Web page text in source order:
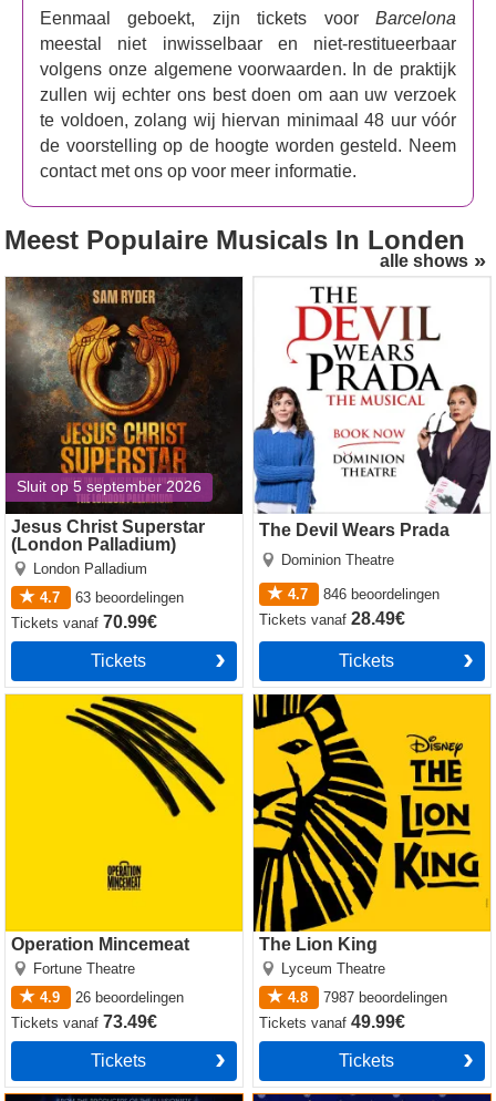
Eenmaal geboekt, zijn tickets voor Barcelona
meestal niet inwisselbaar en niet-restitueerbaar
volgens onze algemene voorwaarden. In de praktijk
zullen wij echter ons best doen om aan uw verzoek
te voldoen, zolang wij hiervan minimaal 48 uur vóór
de voorstelling op de hoogte worden gesteld. Neem
contact met ons op voor meer informatie.
alle shows
Meest Populaire Musicals In Londen
Sluit op 5 september 2026
Jesus Christ Superstar
(London Palladium)
London Palladium
4.7
63 beoordelingen
Ticketsvanaf 70.99€
Tickets
Jesus Christ Superstar
(London Palladium)
The Devil Wears Prada
Dominion Theatre
4.7 846 beoordelingen
Ticketsvanaf28.49€
Tickets
The Devil Wears Prada
Operation Mincemeat
Fortune Theatre
4.9
26 beoordelingen
Ticketsvanaf 73.49€
Tickets
Operation Mincemeat
The Lion King
Lyceum Theatre
4.8
7987 beoordelingen
Ticketsvanaf49.99€
Tickets
The Lion King